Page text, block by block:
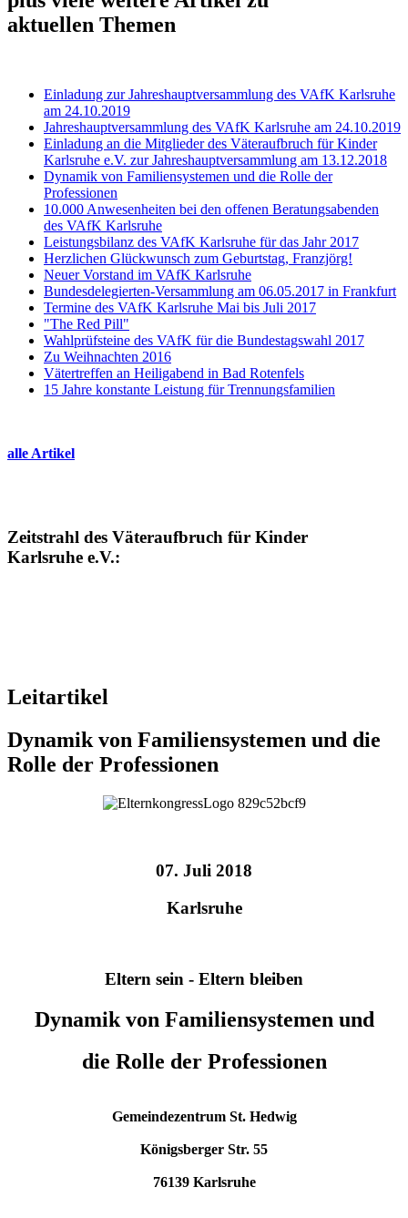
aktuellen Themen
Einladung zur Jahreshauptversammlung des VAfK Karlsruhe
am 24.10.2019
Jahreshauptversammlung des VAfK Karlsruhe am 24.10.2019
Einladung an die Mitglieder des Väteraufbruch für Kinder
Karlsruhe e.V. zur Jahreshauptversammlung am 13.12.2018
Dynamik von Familiensystemen und die Rolle der
Professionen
10.000 Anwesenheiten bei den offenen Beratungsabenden
des VAfK Karlsruhe
Leistungsbilanz des VAfK Karlsruhe für das Jahr 2017
Herzlichen Glückwunsch zum Geburtstag, Franzjörg!
Neuer Vorstand im VAfK Karlsruhe
Bundesdelegierten-Versammlung am 06.05.2017 in Frankfurt
Termine des VAfK Karlsruhe Mai bis Juli 2017
"The Red Pill"
Wahlprüfsteine des VAfK für die Bundestagswahl 2017
Zu Weihnachten 2016
Vätertreffen an Heiligabend in Bad Rotenfels
15 Jahre konstante Leistung für Trennungsfamilien
alle Artikel
Zeitstrahl des Väteraufbruch für Kinder
Karlsruhe e.V.:
Leitartikel
Dynamik von Familiensystemen und die
Rolle der Professionen
07. Juli 2018
Karlsruhe
Eltern sein - Eltern bleiben
Dynamik von Familiensystemen und
die Rolle der Professionen
Gemeindezentrum St. Hedwig
Königsberger Str. 55
76139 Karlsruhe